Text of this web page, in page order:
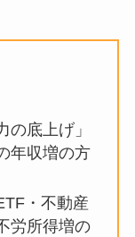
の底上げ」
年収増の方
・不動産
労所得増の